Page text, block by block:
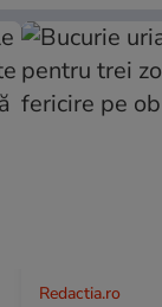
Redactia.ro